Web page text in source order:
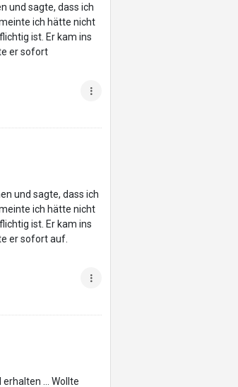
und sagte, dass ich
ich hätte nicht
ist. Er kam ins
er sofort
und sagte, dass ich
ich hätte nicht
ist. Er kam ins
er sofort auf.
erhalten … Wollte